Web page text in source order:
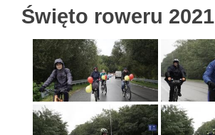
Święto roweru 2021